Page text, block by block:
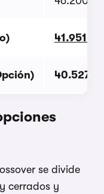
41.951 €
40.527 €
se divide
cerrados y